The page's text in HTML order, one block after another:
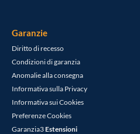
Garanzie
Diritto di recesso
Condizioni di garanzia
Anomalie alla consegna
Informativa sulla Privacy
Informativa sui Cookies
Preferenze Cookies
Garanzia3Estensioni